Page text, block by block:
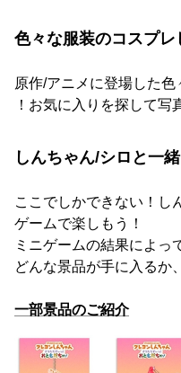
色々な服装のコスプ
原作/アニメに登場した
！お気に入りを探して写
しんちゃん/シロと一
ここでしかできない！し
ゲームで楽しもう！
ミニゲームの結果によっ
どんな景品が手に入るか
一部景品のご紹介